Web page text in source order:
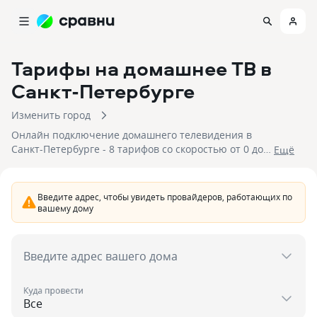
Тарифы на домашнее ТВ в
Санкт-Петербурге
Изменить город
Онлайн подключение домашнего телевидения в
Санкт-Петербурге - 8 тарифов со скоростью от 0 до
подключения от 160 до 399 рублей. Отправьте
заявку, чтобы подключить тариф домашнего
телевидения в Санкт-Петербурге.
Eщё
Введите адрес, чтобы увидеть провайдеров, работающих по
вашему дому
Введите адрес вашего дома
Куда провести